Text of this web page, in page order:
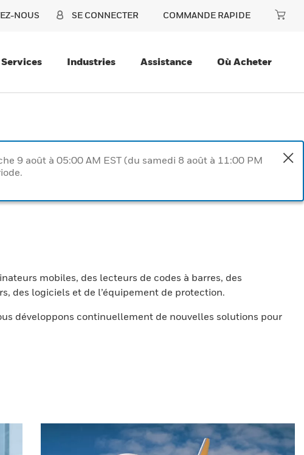
NOUS SE CONNECTER COMMANDE RAPIDE
Services Industries Assistance Où Acheter
9 août à 05:00 AM EST (du samedi 8 août à 11:00 PM
mobiles, des lecteurs de codes à barres, des
des logiciels et de l’équipement de protection.
développons continuellement de nouvelles solutions pour